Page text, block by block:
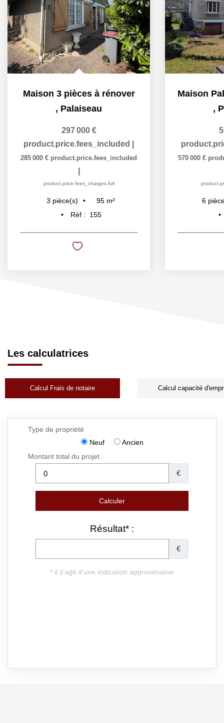
Maison 3 pièces à rénover
, Palaiseau
297 000 €
product.price.fees_included
285 000 € product.price.fees_included
product.price.fees_charges.full
3 pièce(s) 95 m²
Réf :
155
,
570 000 €
6
Les calculatrices
Calcul Frais de notaire Calcul capacité